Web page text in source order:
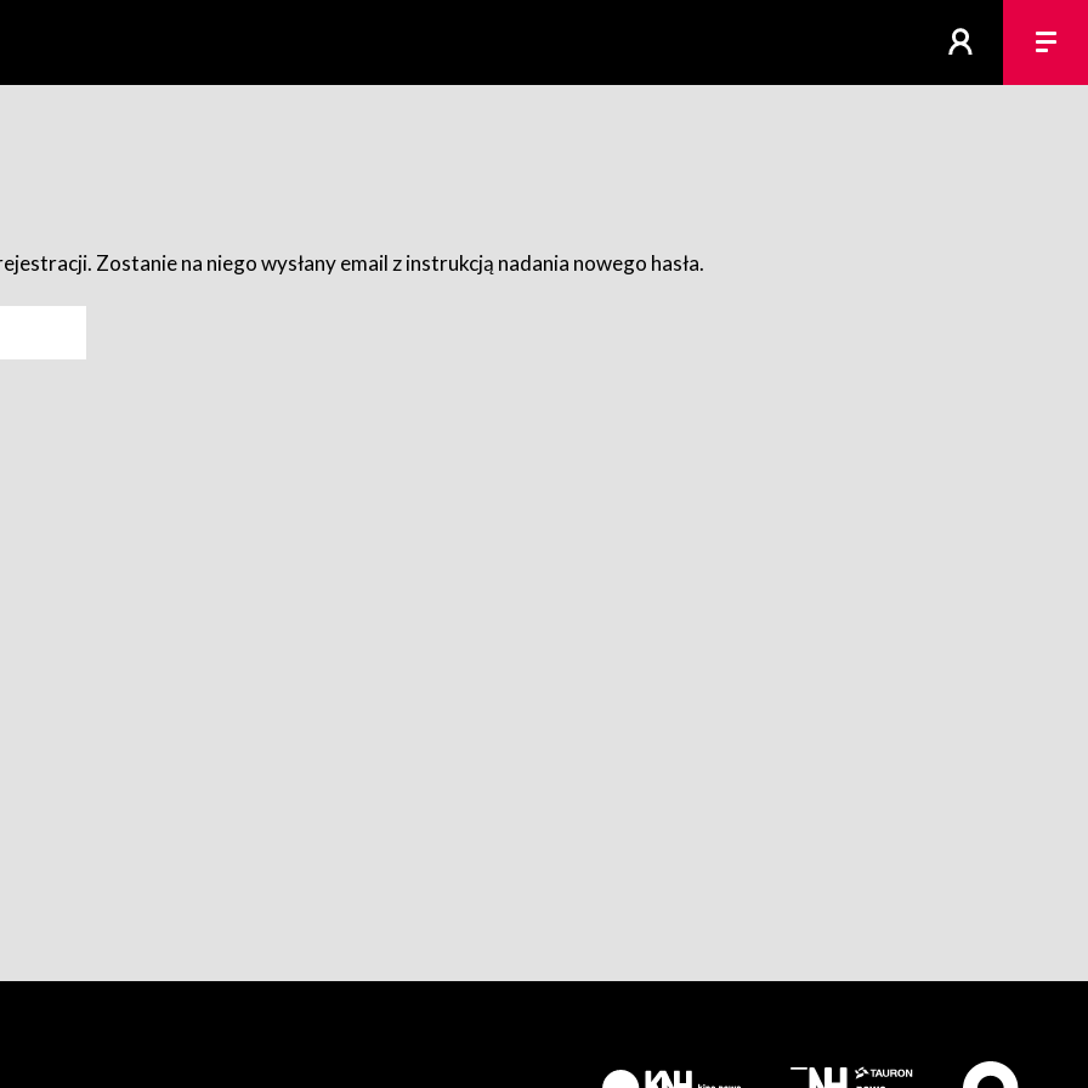
Zostanie na niego wysłany email z instrukcją nadania nowego hasła.